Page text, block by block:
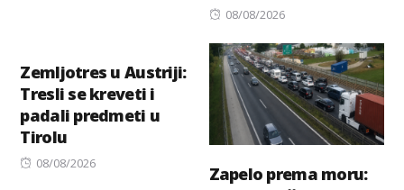
Posted
08/08/2026
Zemljotres u Austriji:
Tresli se kreveti i
padali predmeti u
Tirolu
Posted
08/08/2026
Zapelo prema moru: